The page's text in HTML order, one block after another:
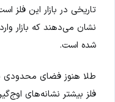
تاریخی در بازار این فلز
نشان می‌دهند که بازار
شده است.
طلا هنوز فضای محدودی
فلز بیشتر نشانه‌های